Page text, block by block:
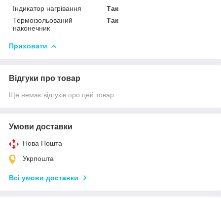
Індикатор нагрівання
Так
Термоізольований
наконечник
Так
Приховати
Відгуки про товар
Ще немає відгуків про цей товар
Умови доставки
Нова Пошта
Укрпошта
Всі умови доставки